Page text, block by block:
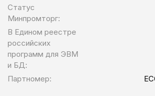
Статус
Минпромторг:
В Едином реестре
российских
программ для ЭВМ
и БД:
Партномер: